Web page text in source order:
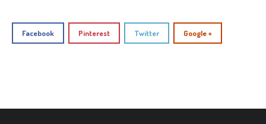
Facebook Pinterest Twitter Google +